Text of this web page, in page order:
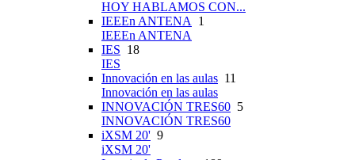
HOY HABLAMOS CON...
IEEEn ANTENA 1
IEEEn ANTENA
IES 18
IES
Innovación en las aulas 11
Innovación en las aulas
INNOVACIÓN TRES60 5
INNOVACIÓN TRES60
iXSM 20' 9
iXSM 20'